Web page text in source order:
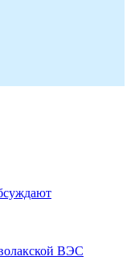
ВЭС